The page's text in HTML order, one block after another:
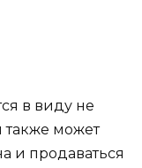
в виду не
также может
и продаваться